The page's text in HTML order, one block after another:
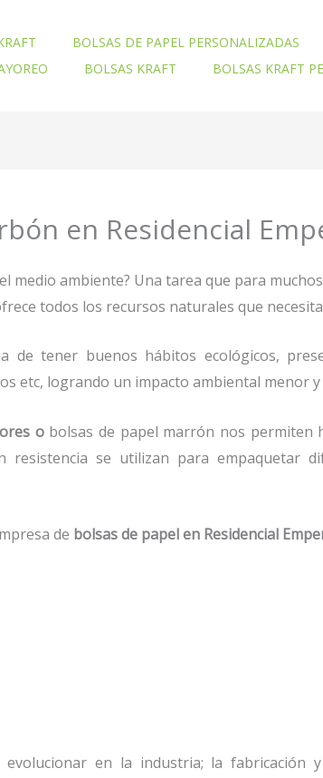
BOLSAS DE PAPEL PERSONALIZADAS
BOLSAS KRAFT BOLSAS KRAFT
en Residencial
medio ambiente? Una tarea que para
todos los recursos naturales que
de tener buenos hábitos ecológicos,
etc, logrando un impacto ambiental menor y
obolsas de papel marrón nos permiten
resistencia se utilizan para empaquetar
de bolsas de papelen Residencial
en la industria; la fabricación